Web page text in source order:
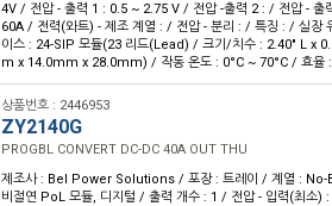
4V / 전압 - 출력 1 : 0.5 ~ 2.75 V / 전압 -출력 2 : / 전압 - 출
60A / 전력(와트) - 제조 계열 : / 전압 - 분리 : / 특징 : / 실장
이스 : 24-SIP 모듈(23 리드(Lead) / 크기/치수 : 2.40" L x
m x 14.0mm x 28.0mm) / 작동 온도 : 0°C ~ 70°C / 효율 :
상품번호 : 2446953
ZY2140G
PROGBL CONVERT DC-DC 40A OUT THU
제조사 : Bel Power Solutions / 포장 : 트레이 / 계열 : No-
비절연 PoL 모듈, 디지털 / 출력 개수 : 1 / 전압 - 입력(최소)